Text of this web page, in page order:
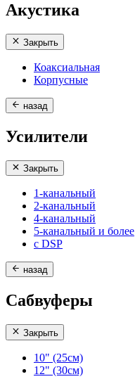
Акустика
Закрыть
Коаксиальная
Корпусные
назад
Усилители
Закрыть
1-канальный
2-канальный
4-канальный
5-канальный и более
с DSP
назад
Сабвуферы
Закрыть
10" (25см)
12" (30см)